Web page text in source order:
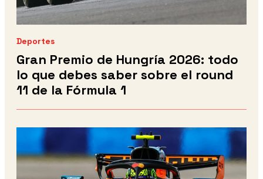
Deportes
Gran Premio de Hungría 2026: todo
lo que debes saber sobre el round
11 de la Fórmula 1